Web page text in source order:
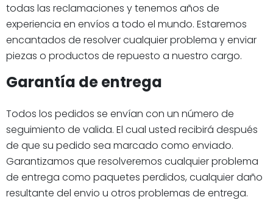
todas las reclamaciones y tenemos años de
experiencia en envíos a todo el mundo. Estaremos
encantados de resolver cualquier problema y enviar
piezas o productos de repuesto a nuestro cargo.
Garantía de entrega
Todos los pedidos se envían con un número de
seguimiento de valida. El cual usted recibirá después
de que su pedido sea marcado como enviado.
Garantizamos que resolveremos cualquier problema
de entrega como paquetes perdidos, cualquier daño
resultante del envio u otros problemas de entrega.